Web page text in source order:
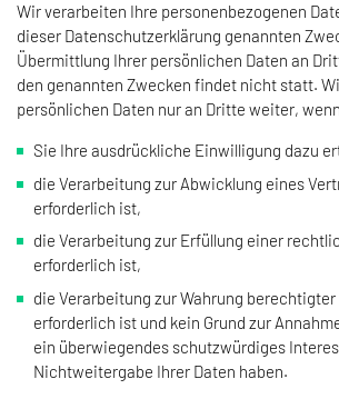
Wir verarbeiten Ihre personenbezogenen
dieser Datenschutzerklärung genannten
Übermittlung Ihrer persönlichen Daten an
den genannten Zwecken findet nicht statt.
persönlichen Daten nur an Dritte weiter,
Sie Ihre ausdrückliche Einwilligung dazu
die Verarbeitung zur Abwicklung eines
erforderlich ist,
die Verarbeitung zur Erfüllung einer
erforderlich ist,
die Verarbeitung zur Wahrung
erforderlich ist und kein Grund zur
ein überwiegendes schutzwürdiges
Nichtweitergabe Ihrer Daten haben.